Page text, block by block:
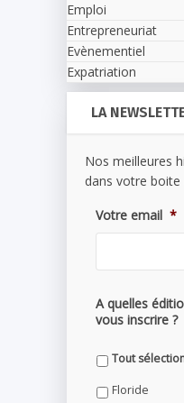
Emploi
Entrepreneuriat
Evènementiel
Expatriation
LA
Nos meilleures
dans votre boite
Votre email *
A quelles
vous inscrire ?
Tout
Floride